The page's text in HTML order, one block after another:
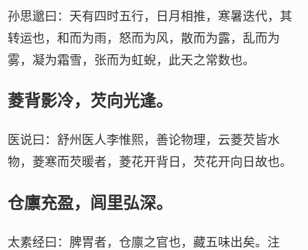
孙思邈曰：天有四时五行，日月相推，寒暑迭代，其
转运也，和而为雨，怒而为风，散而为露，乱而为
雾，凝为霜雪，张而为虹蜺，此天之常数也。
菱背影冷，芡向光逢。
医说曰：舒州医人李惟熙，善论物理，云菱芡皆水
物，菱寒而芡暖者，菱花开背日，芡花开向日故也。
仓廪充盈，闾里弘深。
太素经曰：脾胃者，仓廪之官也，藏五味出矣。注